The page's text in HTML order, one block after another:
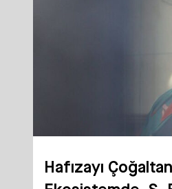
Hafızayı